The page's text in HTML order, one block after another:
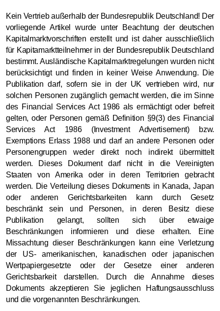
Kein Vertrieb außerhalb der Bundesrepublik Deutschland! Der
vorliegende Artikel wurde unter Beachtung der deutschen
Kapitalmarktvorschriften erstellt und ist daher ausschließlich
für Kapitamarktteilnehmer in der Bundesrepublik Deutschland
bestimmt. Ausländische Kapitalmarktregelungen wurden nicht
berücksichtigt und finden in keiner Weise Anwendung. Die
Publikation darf, sofern sie in der UK vertrieben wird, nur
solchen Personen zugänglich gemacht werden, die im Sinne
des Financial Services Act 1986 als ermächtigt oder befreit
gelten, oder Personen gemäß Definition §9(3) des Financial
Services Act 1986 (Investment Advertisement) bzw.
Exemptions Erlass 1988 und darf an andere Personen oder
Personengruppen weder direkt noch indirekt übermittelt
werden. Dieses Dokument darf nicht in die Vereinigten
Staaten von Amerika oder in deren Territorien gebracht
werden. Die Verteilung dieses Dokuments in Kanada, Japan
oder anderen Gerichtsbarkeiten kann durch Gesetz
beschränkt sein und Personen, in deren Besitz diese
Publikation gelangt, sollten sich über etwaige
Beschränkungen informieren und diese erhalten. Eine
Missachtung dieser Beschränkungen kann eine Verletzung
der US- amerikanischen, kanadischen oder japanischen
Wertpapiergesetzte oder der Gesetze einer anderen
Gerichtsbarkeit darstellen. Durch die Annahme dieses
Dokuments akzeptieren Sie jeglichen Haftungsausschluss
und die vorgenannten Beschränkungen.